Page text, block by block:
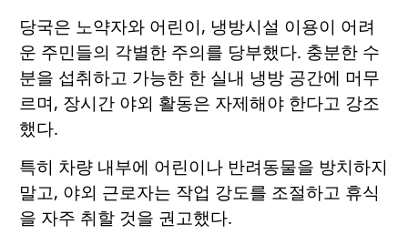
당국은 노약자와 어린이, 냉방시설 이용이 어려
운 주민들의 각별한 주의를 당부했다. 충분한 수
분을 섭취하고 가능한 한 실내 냉방 공간에 머무
르며, 장시간 야외 활동은 자제해야 한다고 강조
했다.
특히 차량 내부에 어린이나 반려동물을 방치하지
말고, 야외 근로자는 작업 강도를 조절하고 휴식
을 자주 취할 것을 권고했다.